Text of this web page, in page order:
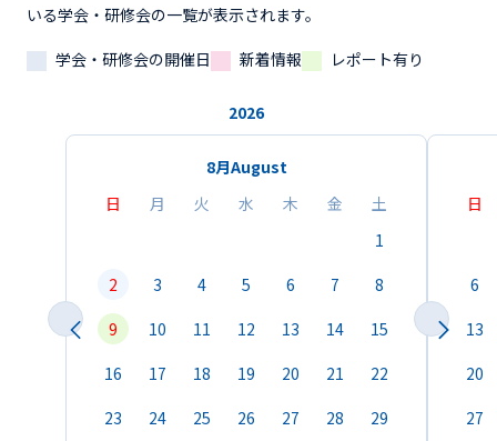
いる学会・研修会の一覧が表示されます。
学会・研修会の開催日
新着情報 レポート有り
2026
8月August
日
月 火 水 木 金
土
1
2
3 4 5 6 7
8
9
10 11 12 13 14
15
16
17 18 19 20 21
22
23
24 25 26 27 28
29
日
6
13
20
27